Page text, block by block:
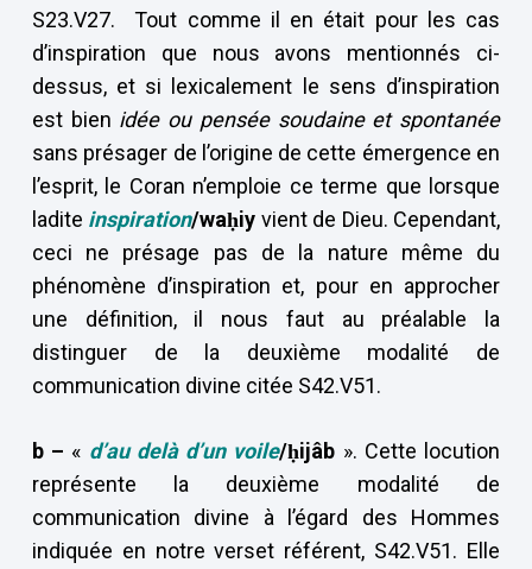
S23.V27. Tout comme il en était pour les cas
d’inspiration que nous avons mentionnés ci-
dessus, et si lexicalement le sens d’inspiration
est bien idée ou pensée soudaine et spontanée
sans présager de l’origine de cette émergence en
l’esprit, le Coran n’emploie ce terme que lorsque
ladite inspiration/waḥiy vient de Dieu. Cependant,
ceci ne présage pas de la nature même du
phénomène d’inspiration et, pour en approcher
une définition, il nous faut au préalable la
distinguer de la deuxième modalité de
communication divine citée S42.V51.
b – « d’au delà d’un voile/ḥijâb ». Cette locution
représente la deuxième modalité de
communication divine à l’égard des Hommes
indiquée en notre verset référent, S42.V51. Elle